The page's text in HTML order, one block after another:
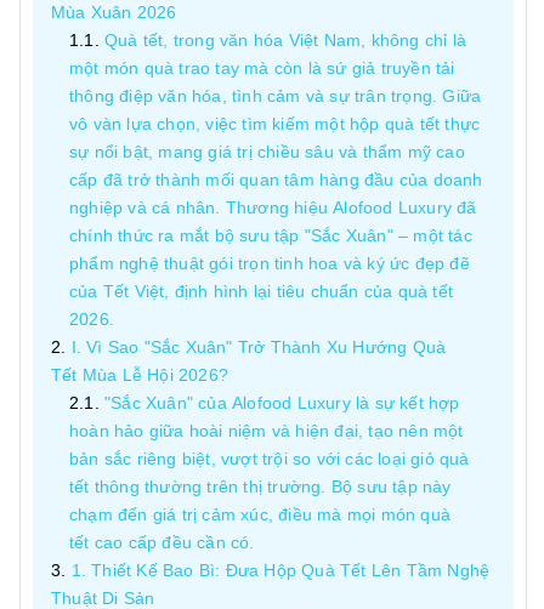
Mùa Xuân 2026
Quà tết, trong văn hóa Việt Nam, không chỉ là
một món quà trao tay mà còn là sứ giả truyền tải
thông điệp văn hóa, tình cảm và sự trân trọng. Giữa
vô vàn lựa chọn, việc tìm kiếm một hộp quà tết thực
sự nổi bật, mang giá trị chiều sâu và thẩm mỹ cao
cấp đã trở thành mối quan tâm hàng đầu của doanh
nghiệp và cá nhân. Thương hiệu Alofood Luxury đã
chính thức ra mắt bộ sưu tập "Sắc Xuân" – một tác
phẩm nghệ thuật gói trọn tinh hoa và ký ức đẹp đẽ
của Tết Việt, định hình lại tiêu chuẩn của quà tết
2026.
I. Vì Sao "Sắc Xuân" Trở Thành Xu Hướng Quà
Tết Mùa Lễ Hội 2026?
"Sắc Xuân" của Alofood Luxury là sự kết hợp
hoàn hảo giữa hoài niệm và hiện đại, tạo nên một
bản sắc riêng biệt, vượt trội so với các loại giỏ quà
tết thông thường trên thị trường. Bộ sưu tập này
chạm đến giá trị cảm xúc, điều mà mọi món quà
tết cao cấp đều cần có.
1. Thiết Kế Bao Bì: Đưa Hộp Quà Tết Lên Tầm Nghệ
Thuật Di Sản